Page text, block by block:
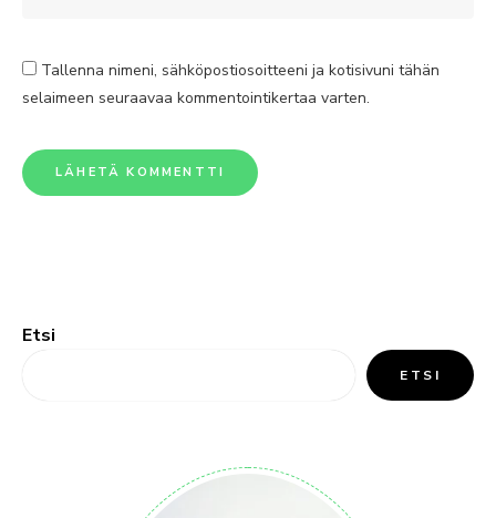
Tallenna nimeni, sähköpostiosoitteeni ja kotisivuni tähän
selaimeen seuraavaa kommentointikertaa varten.
Etsi
ETSI